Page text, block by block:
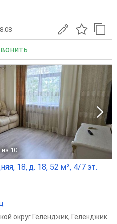
из 10
18, д. 18, 52 м², 4/7 эт.
округ Геленджик, Геленджик